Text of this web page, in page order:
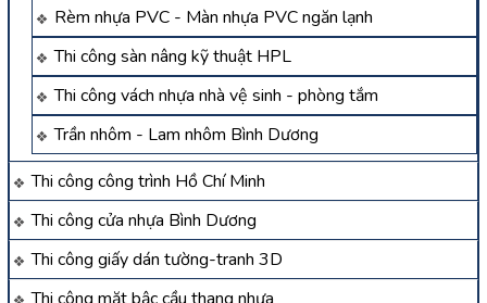
Rèm nhựa PVC - Màn nhựa PVC ngăn lạnh
Thi công sàn nâng kỹ thuật HPL
Thi công vách nhựa nhà vệ sinh - phòng tắm
Trần nhôm - Lam nhôm Bình Dương
Thi công công trình Hồ Chí Minh
Thi công cửa nhựa Bình Dương
Thi công giấy dán tường-tranh 3D